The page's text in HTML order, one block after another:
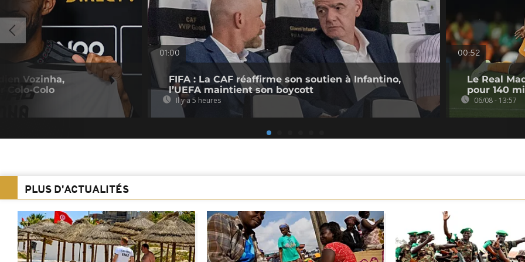
Vozinha,
Colo-Colo
01:00
FIFA : La CAF réaffirme son soutien à Infantino,
l’UEFA maintient son boycott
Il y a 5 heures
00:52
Le Real
pour 140
06/08 - 13:57
PLUS D'ACTUALITÉS